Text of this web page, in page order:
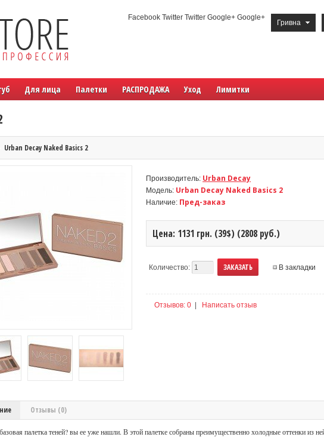
Гривна
Facebook Twitter Twitter Google+ Google+
Для лица Палетки РАСПРОДАЖА Уход Лимитки
Urban Decay Naked Basics 2
Производитель: Urban Decay
Модель: Urban Decay Naked Basics 2
Наличие: Пред-заказ
Цена: 1131 грн. (39$) (2808 руб.)
Количество: В закладки
Отзывов: 0 | Написать отзыв
Отзывы (0)
палетка теней? вы ее уже нашли. В этой палетке собраны преимущественно холодные оттенки из